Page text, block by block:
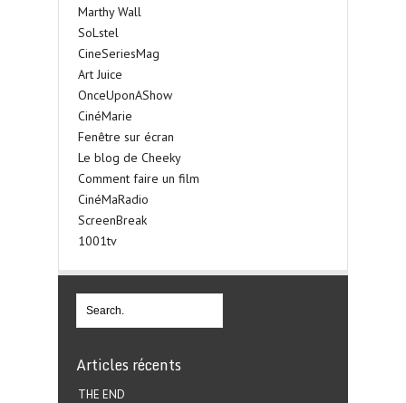
Marthy Wall
SoLstel
CineSeriesMag
Art Juice
OnceUponAShow
CinéMarie
Fenêtre sur écran
Le blog de Cheeky
Comment faire un film
CinéMaRadio
ScreenBreak
1001tv
Articles récents
THE END